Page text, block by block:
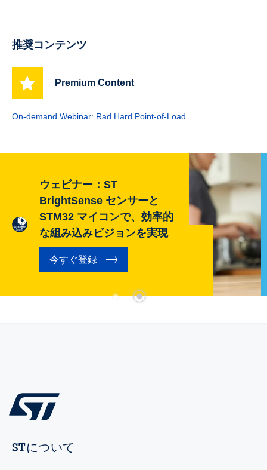
推奨コンテンツ
Premium Content
On-demand Webinar: Rad Hard Point-of-Load
ウェビナー：ST
BrightSense センサーと
STM32 マイコンで、効率的
な組み込みビジョンを実現
今すぐ登録
STについて